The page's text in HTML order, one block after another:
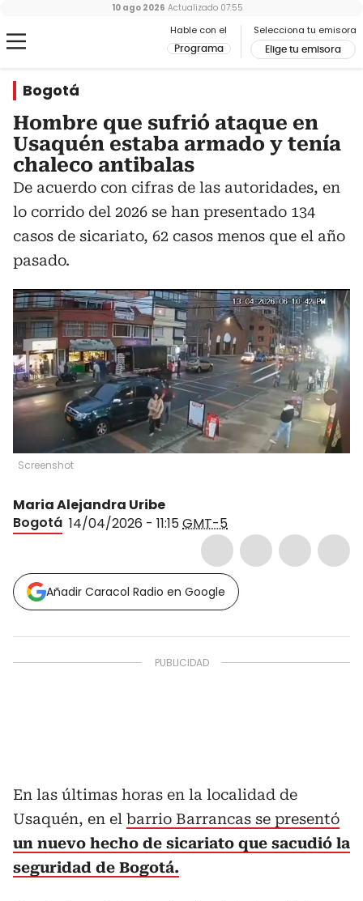
Hable con el
Programa
Selecciona tu emisora
Elige tu emisora
10 ago 2026 Actualizado 07:55
Bogotá
Hombre que sufrió ataque en
Usaquén estaba armado y tenía
chaleco antibalas
De acuerdo con cifras de las autoridades, en
lo corrido del 2026 se han presentado 134
casos de sicariato, 62 casos menos que el año
pasado.
Screenshot
Maria Alejandra Uribe
Bogotá 14/04/2026 - 11:15GMT-5
Añadir Caracol Radio en Google
En las últimas horas en la localidad de
Usaquén, en el barrio Barrancas se presentó
un nuevo hecho de sicariato que sacudió la
seguridad de Bogotá.